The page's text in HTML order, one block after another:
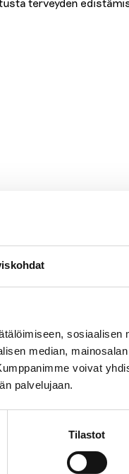
sosiaalisen
median,
voivat
palvelujaan.
Tilastot